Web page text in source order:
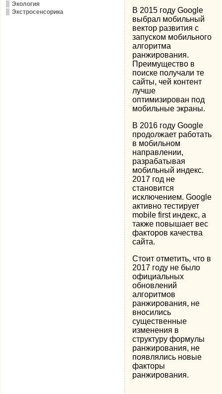
Экология
Экстросенсорика
В 2015 году Google
выбрал мобильный
вектор развития с
запуском мобильного
алгоритма
ранжирования.
Преимущество в
поиске получали те
сайты, чей контент
лучше
оптимизирован под
мобильные экраны.
В 2016 году Google
продолжает работать
в мобильном
направлении,
разрабатывая
мобильный индекс.
2017 год не
становится
исключением. Google
активно тестирует
mobile first индекс, а
также повышает вес
факторов качества
сайта.
Стоит отметить, что в
2017 году не было
официальных
обновлений
алгоритмов
ранжирования, не
вносились
существенные
изменения в
структуру формулы
ранжирования, не
появлялись новые
факторы
ранжирования.